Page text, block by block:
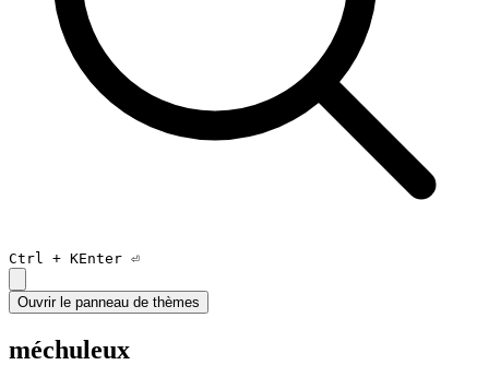
Ctrl + KEnter ⏎
Ouvrir le panneau de thèmes
méchuleux